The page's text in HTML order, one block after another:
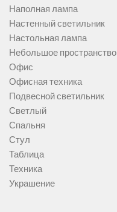
Наполная лампа
Настенный светильник
Настольная лампа
Небольшое пространство
Офис
Офисная техника
Подвесной светильник
Светлый
Спальня
Стул
Таблица
Техника
Украшение